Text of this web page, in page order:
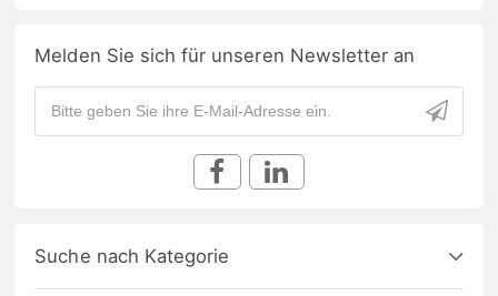
Melden Sie sich für unseren Newsletter an
Suche nach Kategorie